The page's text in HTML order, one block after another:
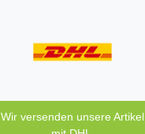
Wir versenden unsere Artikel